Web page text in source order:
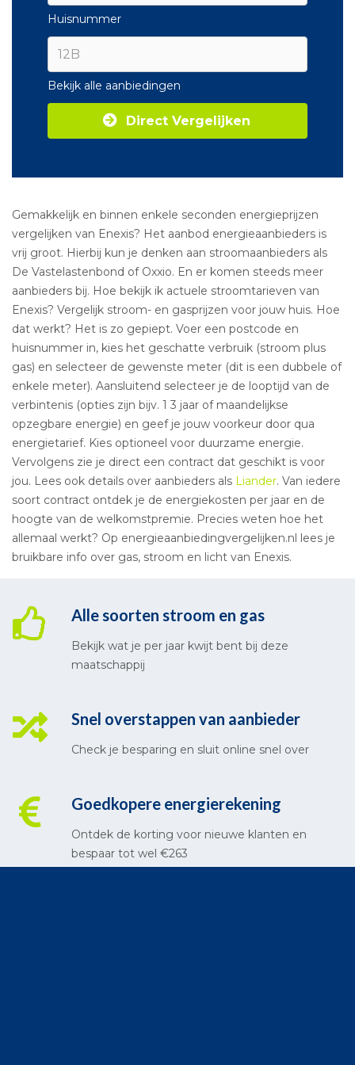
Huisnummer
Bekijk alle aanbiedingen
Direct Vergelijken
Gemakkelijk en binnen enkele seconden energieprijzen
vergelijken van Enexis? Het aanbod energieaanbieders is
vrij groot. Hierbij kun je denken aan stroomaanbieders als
De Vastelastenbond of Oxxio. En er komen steeds meer
aanbieders bij. Hoe bekijk ik actuele stroomtarieven van
Enexis? Vergelijk stroom- en gasprijzen voor jouw huis. Hoe
dat werkt? Het is zo gepiept. Voer een postcode en
huisnummer in, kies het geschatte verbruik (stroom plus
gas) en selecteer de gewenste meter (dit is een dubbele of
enkele meter). Aansluitend selecteer je de looptijd van de
verbintenis (opties zijn bijv. 1 3 jaar of maandelijkse
opzegbare energie) en geef je jouw voorkeur door qua
energietarief. Kies optioneel voor duurzame energie.
Vervolgens zie je direct een contract dat geschikt is voor
jou. Lees ook details over aanbieders als Liander. Van iedere
soort contract ontdek je de energiekosten per jaar en de
hoogte van de welkomstpremie. Precies weten hoe het
allemaal werkt? Op energieaanbiedingvergelijken.nl lees je
bruikbare info over gas, stroom en licht van Enexis.
Alle soorten stroom en gas
Bekijk wat je per jaar kwijt bent bij deze
maatschappij
Snel overstappen van aanbieder
Check je besparing en sluit online snel over
Goedkopere energierekening
Ontdek de korting voor nieuwe klanten en
bespaar tot wel €263